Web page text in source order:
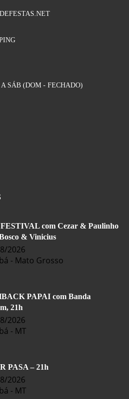
SÁB (DOM - FECHADO)
com Cezar & Paulinho
& Vinicius
2026
- Mato Grosso
PAPAI com Banda
21h
2026
- MT
PASA – 21h
2026
- MT